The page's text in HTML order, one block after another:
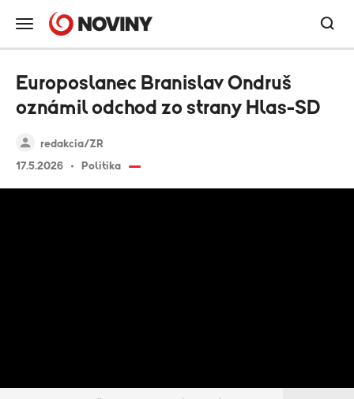
redakcia/ZR
17.5.2026
Politika
Europoslanec Branislav Ondruš
oznámil odchod zo strany Hlas-SD